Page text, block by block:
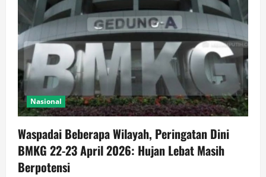
Nasional
Waspadai Beberapa Wilayah, Peringatan Dini
BMKG 22-23 April 2026: Hujan Lebat Masih
Berpotensi